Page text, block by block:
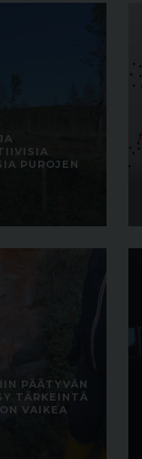
PUROJEN
PÄÄTYVÄN
TÄRKEINTÄ
VAIKEA